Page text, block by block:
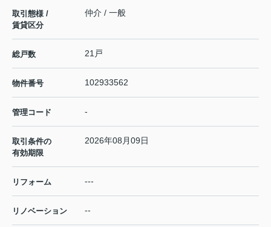
取引態様 /
賃貸区分
仲介 / 一般
総戸数 21戸
物件番号 102933562
管理コード -
取引条件の
有効期限
2026年08月09日
リフォーム ---
リノベーション --